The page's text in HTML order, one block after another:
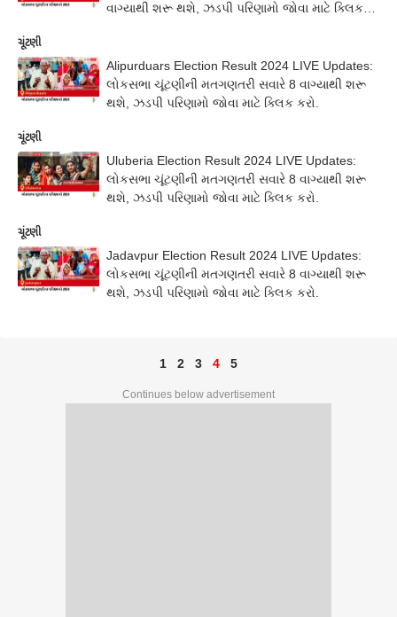
વાગ્યાથી શરૂ થશે, ઝડપી પરિણામો જોવા માટે ક્લિક
ચૂંટણી
Alipurduars Election Result 2024 LIVE Updates:
લોકસભા ચૂંટણીની મતગણતરી સવારે 8 વાગ્યાથી શરૂ
થશે, ઝડપી પરિણામો જોવા માટે ક્લિક કરો.
ચૂંટણી
Uluberia Election Result 2024 LIVE Updates:
લોકસભા ચૂંટણીની મતગણતરી સવારે 8 વાગ્યાથી શરૂ
થશે, ઝડપી પરિણામો જોવા માટે ક્લિક કરો.
ચૂંટણી
Jadavpur Election Result 2024 LIVE Updates:
લોકસભા ચૂંટણીની મતગણતરી સવારે 8 વાગ્યાથી શરૂ
થશે, ઝડપી પરિણામો જોવા માટે ક્લિક કરો.
1 2 3 4 5
Continues below advertisement